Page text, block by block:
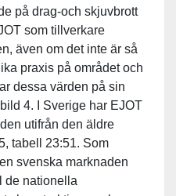
på drag-och skjuvbrott
som tillverkare
även om det inte är så
praxis på området och
dessa värden på sin
4. I Sverige har EJOT
utifrån den äldre
tabell 23:51. Som
svenska marknaden
de nationella